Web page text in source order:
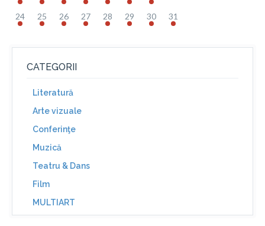
24 25 26 27 28 29 30 31
CATEGORII
Literatură
Arte vizuale
Conferinţe
Muzică
Teatru & Dans
Film
MULTIART